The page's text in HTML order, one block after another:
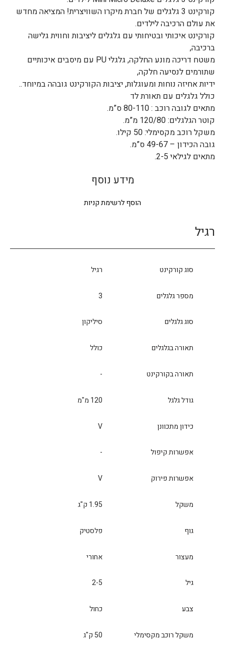
קורקינט 3 גלגלים של חברת מיקרו השוויצרית! המציאה מחדש
את עולם הרכיבה לילדים.
קורקינט איכותי ובטיחותי עם גלגלים ליציבות וחווית גלישה
ברכיבה,
משטח דריכה מונע החלקה, גלגלי PU עם מיסבים איכותיים
שתורמים לנסיעה חלקה,
ידיות אחיזה נוחות ומעוגלות, יציבות הקורקינט גובהה במיוחד..
כולל גלגלים עם תאורת לד
מתאים לגובה רוכב : 80-110 ס”מ.
קוטר הגלגלים: 120/80 מ”מ.
משקל רוכב מקסימלי: 50 קילו.
גובה הכידון – 49-67 ס”מ.
מתאים לגילאי 2-5.
מידע נוסף
הוסף לרשימת קניות
רגיל
סוג קורקינט רגיל
מספר גלגלים 3
סוג גלגלים סיליקון
תאורה בגלגלים כולל
תאורה בקורקינט -
גודל גלגל 120 מ"מ
כידון מתכוונן V
אפשרות קיפול -
אפשרות פירוק V
משקל 1.95 ק"ג
גוף פלסטיק
מעצור אחורי
גיל 2-5
צבע כחול
משקל רוכב מקסימלי 50 ק"ג